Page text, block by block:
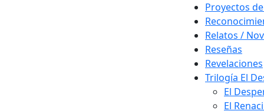
Proyectos
Relatos /
Reseñas
Revelaciones
Trilogía El
El
El